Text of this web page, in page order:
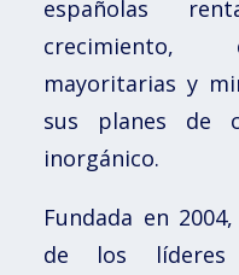
españolas
crecimiento,
mayoritarias y
sus planes de
inorgánico.
Fundada en 2004,
de los líderes